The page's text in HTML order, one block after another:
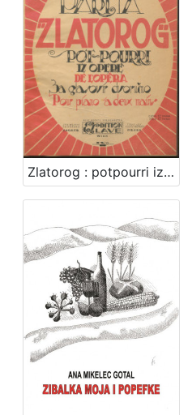
Zlatorog : potpourri iz opere : za glasovir dvoručno / Viktor Parma